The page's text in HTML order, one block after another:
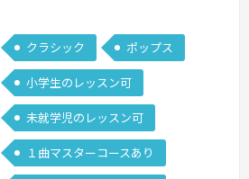
ッスンを通し、音楽の楽しさを伝えるこ
とに取り組んできました。一筋縄ではい
かない曲もありますが、上手に弾くコツ
をレッスンすることで『自分にも弾け
た！』という実感を持ってもらえるよう
指導するこ…続きを見る »
クラシック ポップス
小学生のレッスン可
未就学児のレッスン可
１曲マスターコースあり